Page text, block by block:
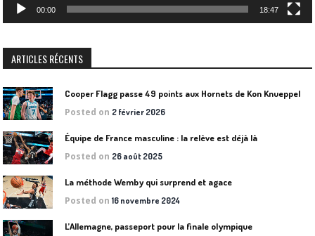
00:00 18:47
ARTICLES RÉCENTS
Cooper Flagg passe 49 points aux Hornets de Kon Knueppel
Posted on 2 février 2026
Équipe de France masculine : la relève est déjà là
Posted on 26 août 2025
La méthode Wemby qui surprend et agace
Posted on16 novembre 2024
L’Allemagne, passeport pour la finale olympique